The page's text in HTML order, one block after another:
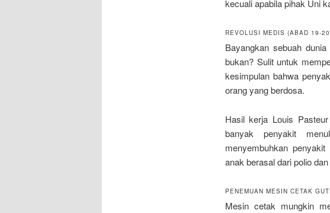
kecuali apabila pihak Uni
REVOLUSI MEDIS (ABAD 19-
Bayangkan sebuah
bukan? Sulit untuk
kesimpulan bahwa
orang yang berdosa.
Hasil kerja Louis
banyak penyakit
menyembuhkan
anak berasal dari polio
PENEMUAN MESIN CETAK
Mesin cetak mungkin